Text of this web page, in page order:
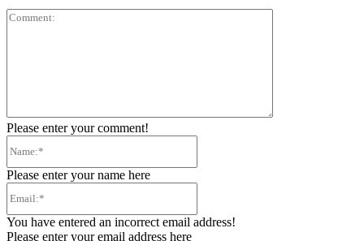
Please enter your comment!
Please enter your name here
You have entered an incorrect email address!
Please enter your email address here